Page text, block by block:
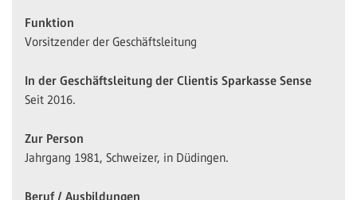
Funktion
Vorsitzender der Geschäftsleitung
In der Geschäftsleitung der Clientis Sparkasse Sense
Seit 2016.
Zur Person
Jahrgang 1981, Schweizer, in Düdingen.
Beruf / Ausbildungen